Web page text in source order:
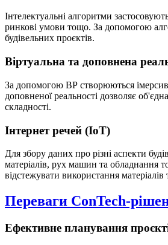
Інтелектуальні алгоритми
ринкові умови тощо. За допомогою
будівельних проєктів.
Віртуальна та доповнена
За допомогою ВР створюються
доповненої реальності дозволяє
складності.
Інтернет речей (IoT)
Для збору даних про різні аспекти
матеріалів, рух машин та обладнання
відстежувати використання
Переваги ConTech-
Ефективне планування